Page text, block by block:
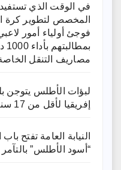
في الوقت الذي تستفيد
المخصص لتطوير كرة
فوجئ أولياء أمور
مصاريف التنقل
لبؤات الأطلس يتوجن
إفريقيا لأقل من 17 سنة
النيابة العامة تفتح
“أسود الأطلس” بالتآمر